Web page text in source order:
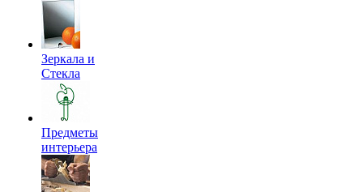
Зеркала и
Стекла
Предметы
интерьера